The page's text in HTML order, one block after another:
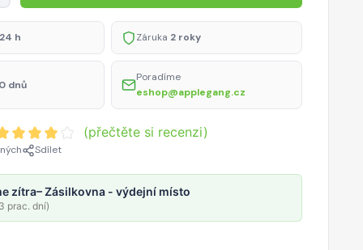
h Záruka 2 roky
dnů
Poradíme
eshop@applegang.cz
(přečtěte si recenzi)
Sdílet
zítra– Zásilkovna - výdejní místo
prac. dní)